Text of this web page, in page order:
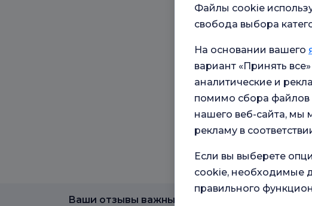
Ваши отзывы важны для нас.
Файлы cookie
свобода выбора
На основании вашего
вариант «Принять
аналитические и
помимо сбора файлов
нашего веб-сайта, мы
рекламу в
Если вы выберете
cookie, необходимые
правильного